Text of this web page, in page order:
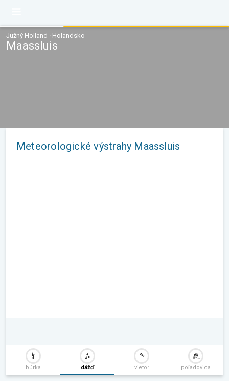
Južný Holland · Holandsko
Maassluis
Meteorologické výstrahy Maassluis
búrka dážď vietor poľadovica